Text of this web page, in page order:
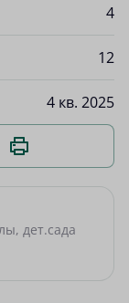
4
12
4 кв. 2025
дет.сада